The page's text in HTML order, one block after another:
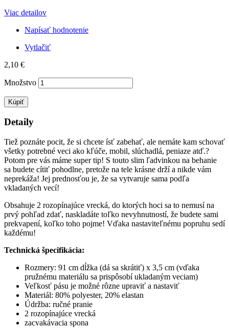
Viac detailov
Napísať hodnotenie
Vytlačiť
2,10 €
Množstvo
Kúpiť
Detaily
Tiež poznáte pocit, že si chcete ísť zabehať, ale nemáte kam schovať
všetky potrebné veci ako kľúče, mobil, slúchadlá, peniaze atď.?
Potom pre vás máme super tip! S touto slim ľadvinkou na behanie
sa budete cítiť pohodlne, pretože na tele krásne drží a nikde vám
neprekáža! Jej prednosťou je, že sa vytvaruje sama podľa
vkladaných vecí!
Obsahuje 2 rozopínajúce vrecká, do ktorých hoci sa to nemusí na
prvý pohľad zdať, naskladáte toľko nevyhnutností, že budete sami
prekvapení, koľko toho pojme! Vďaka nastaviteľnému popruhu sedí
každému!
Technická špecifikácia:
Rozmery: 91 cm dĺžka (dá sa skrátiť) x 3,5 cm (vďaka
pružnému materiálu sa prispôsobí ukladaným veciam)
Veľkosť pásu je možné rôzne upraviť a nastaviť
Materiál: 80% polyester, 20% elastan
Údržba: ručné pranie
2 rozopínajúce vrecká
zacvakávacia spona